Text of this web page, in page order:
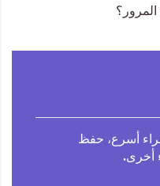
و الرحلات
أسرع، حفظ
أخرى.